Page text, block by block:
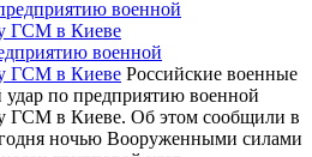
военной
ГСМ в Киеве Российские военные
по предприятию военной
ГСМ в Киеве. Об этом сообщили в
ночью Вооруженными силами